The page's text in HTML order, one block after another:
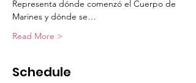
Representa dónde comenzó el Cuerpo de
Marines y dónde se…
Read More >
Schedule